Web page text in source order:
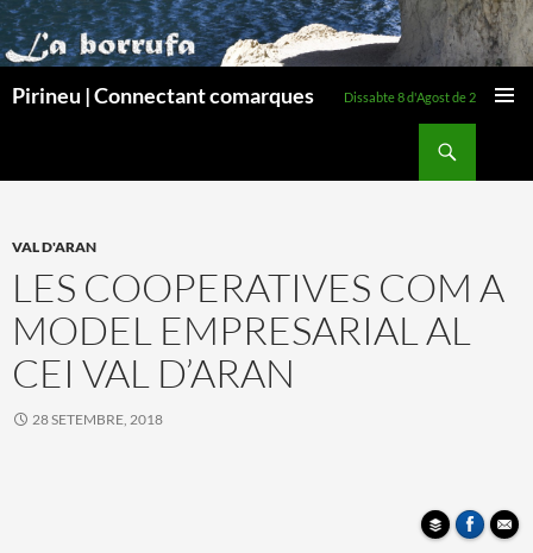
Pirineu | Connectant comarques Dissabte 8 d'Agost de 2026
VAL D'ARAN
LES COOPERATIVES COM A
MODEL EMPRESARIAL AL
CEI VAL D’ARAN
28 SETEMBRE, 2018